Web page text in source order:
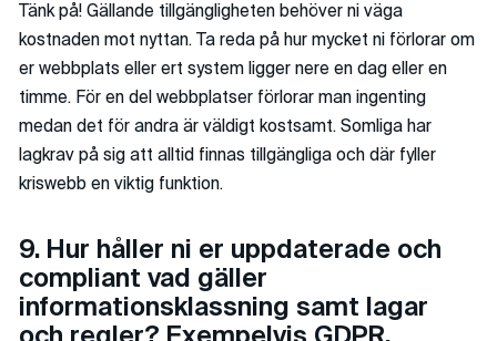
Tänk på! Gällande tillgängligheten behöver ni väga
kostnaden mot nyttan. Ta reda på hur mycket ni förlorar om
er webbplats eller ert system ligger nere en dag eller en
timme. För en del webbplatser förlorar man ingenting
medan det för andra är väldigt kostsamt. Somliga har
lagkrav på sig att alltid finnas tillgängliga och där fyller
kriswebb en viktig funktion.
9. Hur håller ni er uppdaterade och
compliant vad gäller
informationsklassning samt lagar